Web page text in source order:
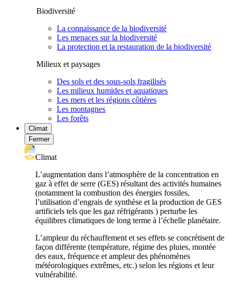
Biodiversité
La connaissance de la biodiversité
Les menaces sur la biodiversité
La protection et la restauration de la biodiversité
Milieux et paysages
Des sols et des sous-sols fragilisés
Les milieux humides et aquatiques
Les mers et les régions côtières
Les montagnes
Les forêts
Climat
Fermer
Climat
L’augmentation dans l’atmosphère de la concentration en
gaz à effet de serre (GES) résultant des activités humaines
(notamment la combustion des énergies fossiles,
l’utilisation d’engrais de synthèse et la production de GES
artificiels tels que les gaz réfrigérants ) perturbe les
équilibres climatiques de long terme à l’échelle planétaire.
L’ampleur du réchauffement et ses effets se concrétisent de
façon différente (température, régime des pluies, montée
des eaux, fréquence et ampleur des phénomènes
météorologiques extrêmes, etc.) selon les régions et leur
vulnérabilité.